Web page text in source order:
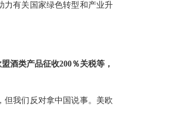
力有关国家绿色转型和产业升
酒类产品征收200％关税等，
但我们反对拿中国说事。美欧